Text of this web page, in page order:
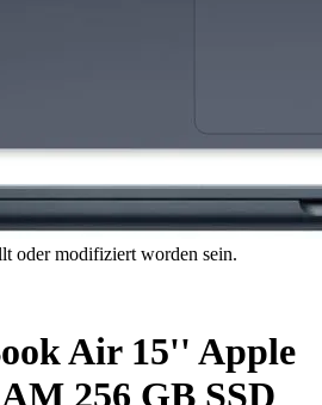
oder modifiziert worden sein.
Air 15'' Apple
256 GB SSD